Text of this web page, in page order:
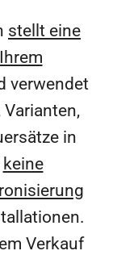
stellt eine
verwendet
in
keine
Verkauf